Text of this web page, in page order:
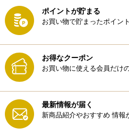
ポイントが貯まる
お買い物で貯まったポイン
お得なクーポン
お買い物に使える会員だけ
最新情報が届く
新商品紹介やおすすめ 情報